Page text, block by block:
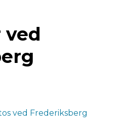
ved Frederiksberg